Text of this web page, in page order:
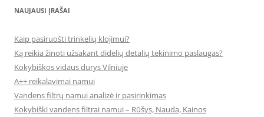
NAUJAUSI ĮRAŠAI
Kaip pasiruošti trinkelių klojimui?
Ką reikia žinoti užsakant didelių detalių tekinimo paslaugas?
Kokybiškos vidaus durys Vilniuje
A++ reikalavimai namui
Vandens filtrų namui analizė ir pasirinkimas
Kokybiški vandens filtrai namui – Rūšys, Nauda, Kainos